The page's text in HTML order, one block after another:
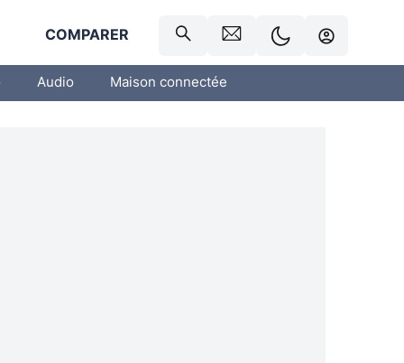
COMPARER
Audio Maison connectée